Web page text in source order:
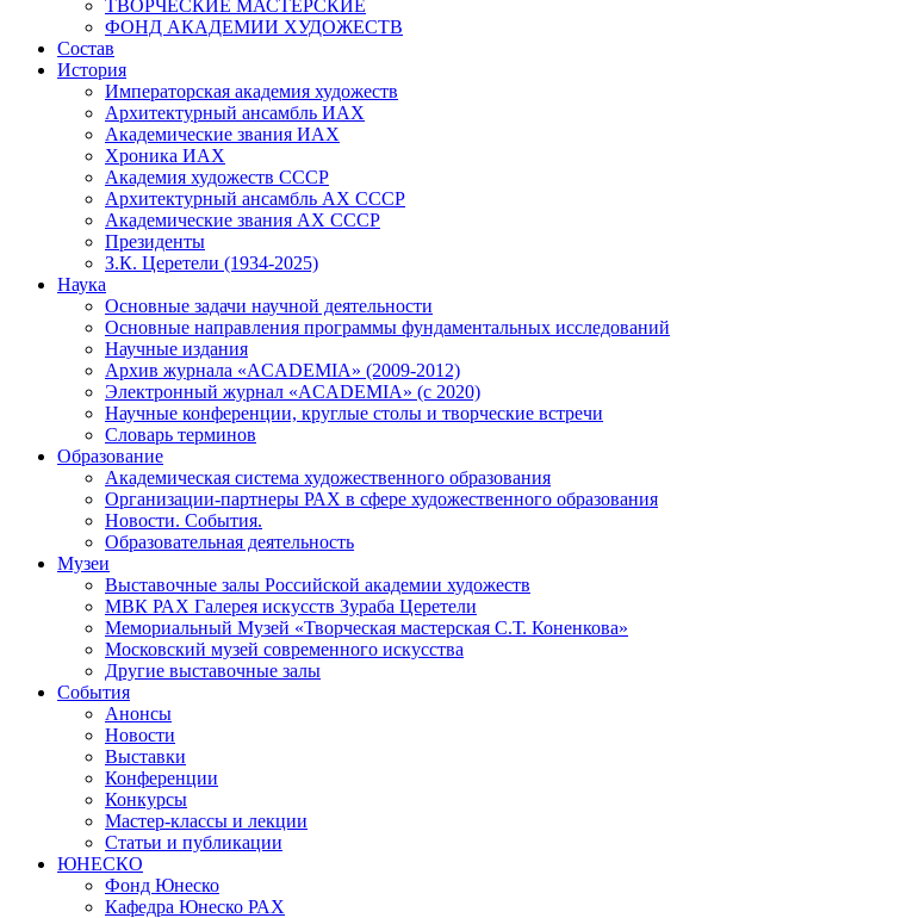
ТВОРЧЕСКИЕ МАСТЕРСКИЕ
ФОНД АКАДЕМИИ ХУДОЖЕСТВ
Состав
История
Императорская академия художеств
Архитектурный ансамбль ИАХ
Академические звания ИАХ
Хроника ИАХ
Академия художеств СССР
Архитектурный ансамбль АХ СССР
Академические звания АХ СССР
Президенты
З.К. Церетели (1934-2025)
Наука
Основные задачи научной деятельности
Основные направления программы фундаментальных исследований
Научные издания
Архив журнала «ACADEMIA» (2009-2012)
Электронный журнал «ACADEMIA» (с 2020)
Научные конференции, круглые столы и творческие встречи
Словарь терминов
Образование
Академическая система художественного образования
Организации-партнеры РАХ в сфере художественного образования
Новости. События.
Образовательная деятельность
Музеи
Выставочные залы Российской академии художеств
МВК РАХ Галерея искусств Зураба Церетели
Мемориальный Музей «Творческая мастерская С.Т. Коненкова»
Московский музей современного искусства
Другие выставочные залы
События
Анонсы
Новости
Выставки
Конференции
Конкурсы
Мастер-классы и лекции
Статьи и публикации
ЮНЕСКО
Фонд Юнеско
Кафедра Юнеско РАХ